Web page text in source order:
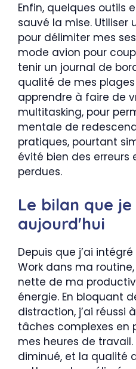
Enfin, quelques outils
sauvé la mise. Utiliser
pour délimiter mes
mode avion pour
tenir un journal de
qualité de mes
apprendre à faire de
multitasking, pour
mentale de
pratiques, pourtant
évité bien des erreurs
perdues.
Le bilan que
aujourd'hui
Depuis que j’ai
Work dans ma
nette de ma
énergie. En bloquant
distraction, j’ai réussi
tâches complexes en
mes heures de
diminué, et la qualité